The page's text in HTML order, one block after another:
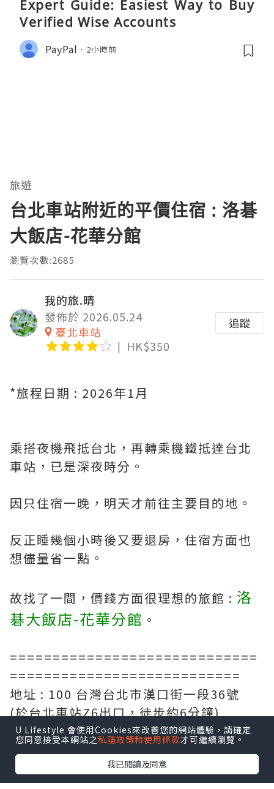
Expert Guide: Easiest Way to Buy
Verified Wise Accounts
PayPal 2小時前
旅遊
台北車站附近的平價住宿 : 洛碁
大飯店-花華分館
瀏覽次數:2685
我的旅.晴
發佈於 2026.05.24
臺北車站
HK$350
追蹤
*旅程日期 : 2026年1月
乘搭夜機飛抵台北，再轉乘機鐵抵達台北
車站，已是深夜時分。
因只住宿一晚，明天才前往主要目的地。
反正睡幾個小時後又要退房，住宿方面也
想儘量省一點。
故找了一間，價錢方面很理想的旅館 : 洛
碁大飯店-花華分館 。
=============================
===========================
地址 : 100 台灣台北市漢口街一段36號
(於台北車站Z6出口，徒步約6分鐘)
=============================
===========================
U Lifestyle 會使用Cookies來改善您的網站體驗，請確定
您同意接受本網站之私隱政策和使用條款才可繼續瀏覽。
我已閱讀及同意